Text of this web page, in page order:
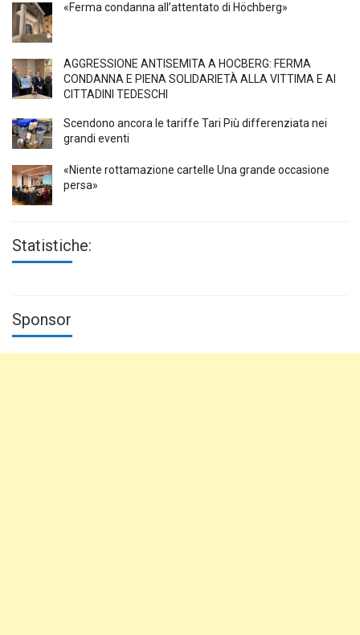
«Ferma condanna all’attentato di Höchberg»
AGGRESSIONE ANTISEMITA A HÖCBERG: FERMA
CONDANNA E PIENA SOLIDARIETÀ ALLA VITTIMA E AI
CITTADINI TEDESCHI
Scendono ancora le tariffe Tari Più differenziata nei
grandi eventi
«Niente rottamazione cartelle Una grande occasione
persa»
Statistiche:
Sponsor